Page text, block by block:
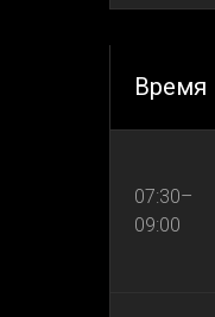
Время
07:30–
09:00